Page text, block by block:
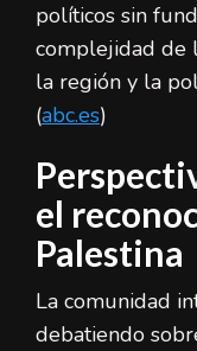
políticos sin
complejidad de
la región y la
(abc.es)
el
Palestina
La comunidad
debatiendo